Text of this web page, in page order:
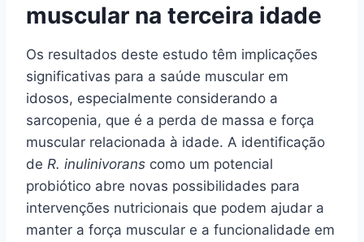
muscular na terceira idade
Os resultados deste estudo têm implicações
significativas para a saúde muscular em
idosos, especialmente considerando a
sarcopenia, que é a perda de massa e força
muscular relacionada à idade. A identificação
de R. inulinivorans como um potencial
probiótico abre novas possibilidades para
intervenções nutricionais que podem ajudar a
manter a força muscular e a funcionalidade em